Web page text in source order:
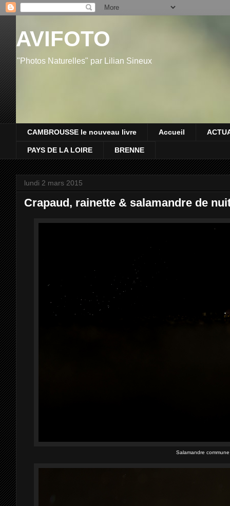
AVIFOTO
"Photos Naturelles" par Lilian Sineux
CAMBROUSSE le nouveau livre Accueil
PAYS DE LA LOIRE BRENNE
lundi 2 mars 2015
Crapaud, rainette & salamandre de
Salamandre commune